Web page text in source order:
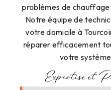
problèmes de chauffage
Notre équipe de
votre domicile à
réparer efficacement
votre
Expertise et